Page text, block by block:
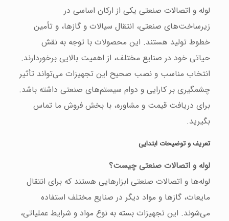
لوله و اتصالات صنعتی یکی از ارکان اساسی در
زیرساخت‌های صنعتی، انتقال سیالات و گازها، و تأمین
خطوط تولید هستند. این محصولات با توجه به نقش
حیاتی خود در صنایع مختلف، از اهمیت بالایی برخوردارند.
انتخاب مناسب و نصب صحیح این تجهیزات می‌تواند تأثیر
چشمگیری بر کارایی و دوام سیستم‌های صنعتی داشته باشد.
برای دریافت قیمت و مشاوره، با بخش فروش ما تماس
بگیرید.
تعریف و توضیحات ابتدایی
لوله و اتصالات صنعتی چیست؟
لوله‌ها و اتصالات صنعتی ابزارهایی هستند که برای انتقال
مایعات، گازها و مواد دیگر در صنایع مختلف استفاده
می‌شوند. این تجهیزات بسته به نوع مواد و شرایط عملیاتی،